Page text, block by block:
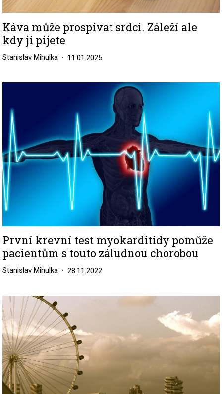
Káva může prospívat srdci. Záleží ale
kdy ji pijete
Stanislav Mihulka 11.01.2025
První krevní test myokarditidy pomůže
pacientům s touto záludnou chorobou
Stanislav Mihulka 28.11.2022
Image